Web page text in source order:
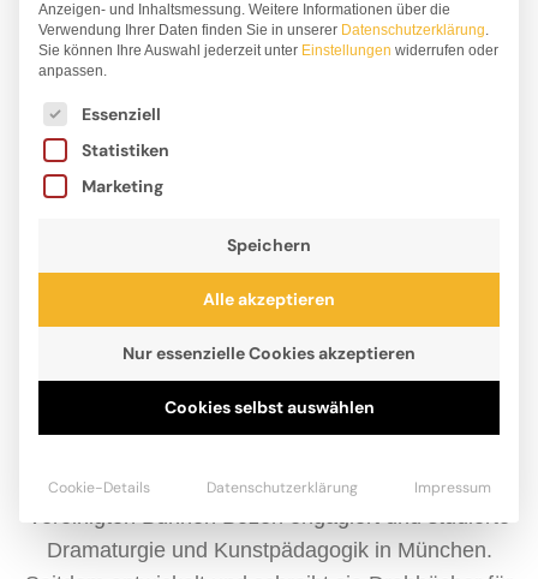
Iris Fedrizzi hat eine besondere Vorliebe für
dreier Kinder war für mehrere Produktionen an den
Vereinigten Bühnen Bozen engagiert und studierte
Dramaturgie und Kunstpädagogik in München.
Anzeigen- und Inhaltsmessung. Weitere Informationen über die
Verwendung Ihrer Daten finden Sie in unserer Datenschutzerklärung.
Sie können Ihre Auswahl jederzeit unter Einstellungen widerrufen oder
anpassen.
Es folgt eine Liste der Service-Gruppen, für die
Essenziell
Statistiken
Marketing
Speichern
Alle akzeptieren
Nur essenzielle Cookies akzeptieren
Cookies selbst auswählen
Cookie-Details Datenschutzerklärung Impressum